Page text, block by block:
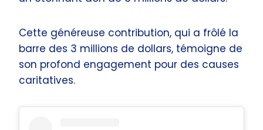
Cette généreuse contribution, qui a frôlé la
barre des 3 millions de dollars, témoigne de
son profond engagement pour des causes
caritatives.